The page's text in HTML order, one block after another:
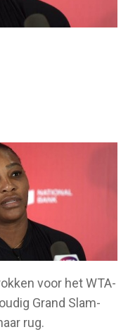
voor het WTA-
Grand Slam-
rug.